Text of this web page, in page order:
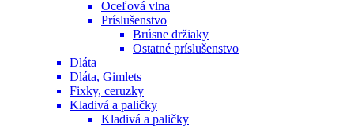
Oceľová vlna
Príslušenstvo
Brúsne držiaky
Ostatné príslušenstvo
Dláta
Dláta, Gimlets
Fixky, ceruzky
Kladivá a paličky
Kladivá a paličky